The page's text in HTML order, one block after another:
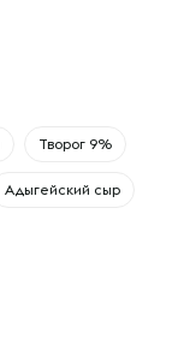
Творог 9%
Адыгейский сыр